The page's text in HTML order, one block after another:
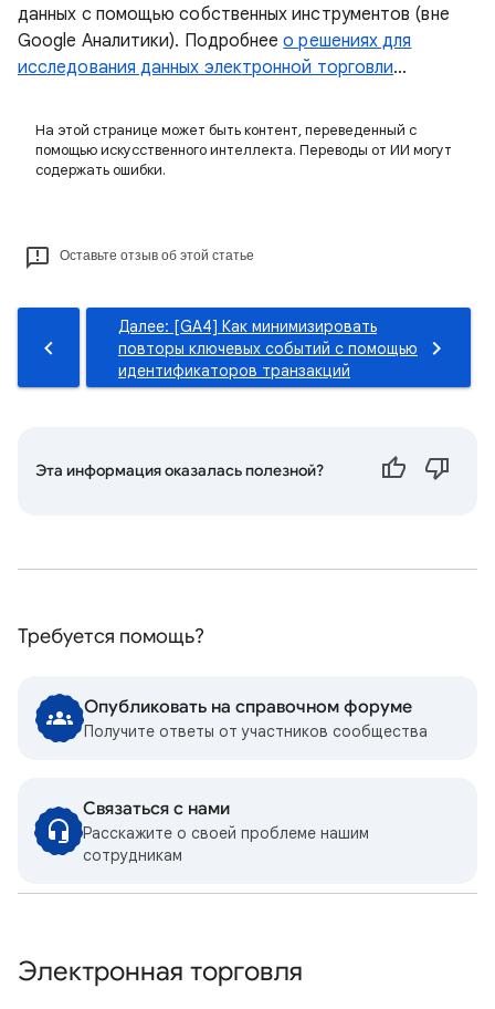
данных с помощью собственных инструментов (вне
Google Аналитики). Подробнеео решениях для
исследования данных электронной торговли…
На этой странице может быть контент, переведенный с
помощью искусственного интеллекта. Переводы от ИИ могут
содержать ошибки.
Оставьте отзыв об этой статье
Далее: [GA4] Как минимизировать
повторы ключевых событий с помощью
идентификаторов транзакций
Эта информация оказалась полезной?
Требуется помощь?
Опубликовать на справочном форуме
Получите ответы от участников сообщества
Связаться с нами
Расскажите о своей проблеме нашим
сотрудникам
Электронная торговля